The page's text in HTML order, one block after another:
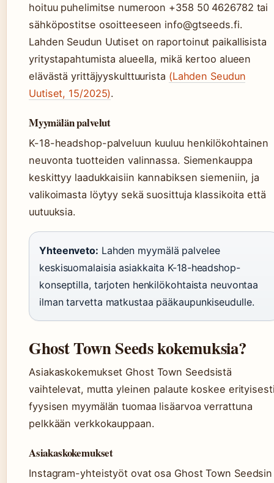
hoituu puhelimitse numeroon +358 50 4626782 tai
sähköpostitse osoitteeseen info@gtseeds.fi.
Lahden Seudun Uutiset on raportoinut paikallisista
yritystapahtumista alueella, mikä kertoo alueen
elävästä yrittäjyyskulttuurista (Lahden Seudun
Uutiset, 15/2025).
Myymälän palvelut
K-18-headshop-palveluun kuuluu henkilökohtainen
neuvonta tuotteiden valinnassa. Siemenkauppa
keskittyy laadukkaisiin kannabiksen siemeniin, ja
valikoimasta löytyy sekä suosittuja klassikoita että
uutuuksia.
Yhteenveto: Lahden myymälä palvelee
keskisuomalaisia asiakkaita K-18-headshop-
konseptilla, tarjoten henkilökohtaista neuvontaa
ilman tarvetta matkustaa pääkaupunkiseudulle.
Ghost Town Seeds kokemuksia?
Asiakaskokemukset Ghost Town Seedsistä
vaihtelevat, mutta yleinen palaute koskee
fyysisen myymälän tuomaa lisäarvoa verrattuna
pelkkään verkkokauppaan.
Asiakaskokemukset
Instagram-yhteistyöt ovat osa Ghost Town Seedsin